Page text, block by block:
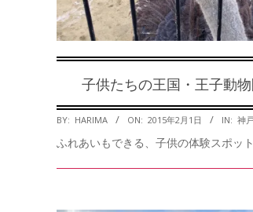
子供たちの王国・王子動
2015-
02-
BY: HARIMA ON: 2015年2月1日 IN: 神戸
ふれあいもできる、子供の体験スポッ